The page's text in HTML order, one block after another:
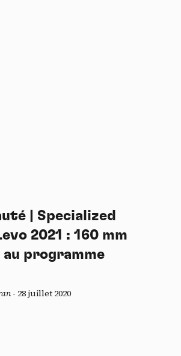
| Specialized
2021 : 160 mm
au programme
- 28 juillet 2020